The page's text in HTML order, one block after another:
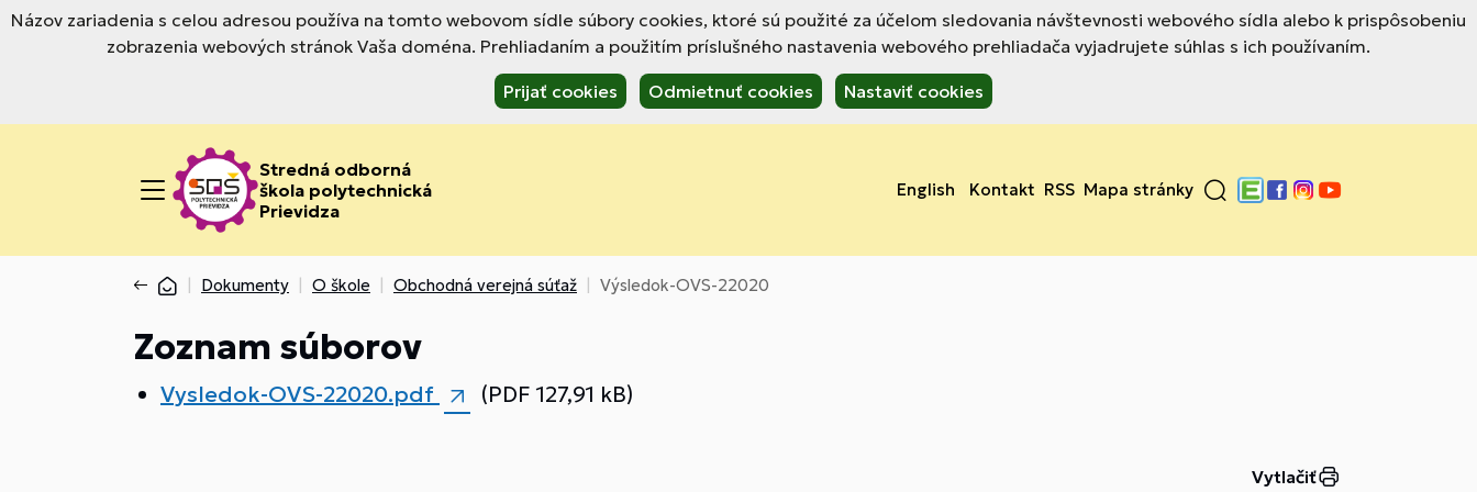
Názov zariadenia s celou adresou používa na tomto webovom sídle súbory cookies, ktoré sú použité za účelom sledovania návštevnosti webového sídla alebo k prispôsobeniu
zobrazenia webových stránok Vaša doména. Prehliadaním a použitím príslušného nastavenia webového prehliadača vyjadrujete súhlas s ich používaním.
Prijať cookies Odmietnuť cookies Nastaviť cookies
Stredná odborná
škola polytechnická
Prievidza
English Kontakt RSS Mapa stránky
Edupage
Facebook
Instagram
YouTube
Dokumenty O škole Obchodná verejná súťaž Výsledok-OVS-22020
Zoznam súborov
Vysledok-OVS-22020.pdf (PDF 127,91 kB)
Vytlačiť